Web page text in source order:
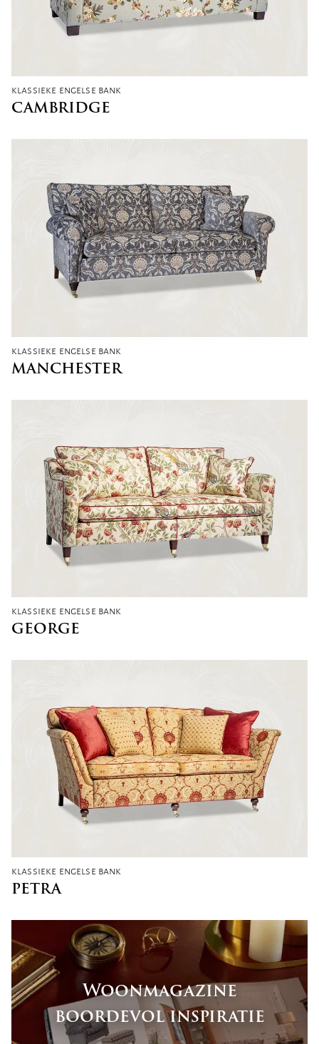
klassieke engelse bank
CAMBRIDGE
klassieke engelse bank
MANCHESTER
klassieke engelse bank
GEORGE
klassieke engelse bank
PETRA
Woonmagazine
boordevol inspiratie